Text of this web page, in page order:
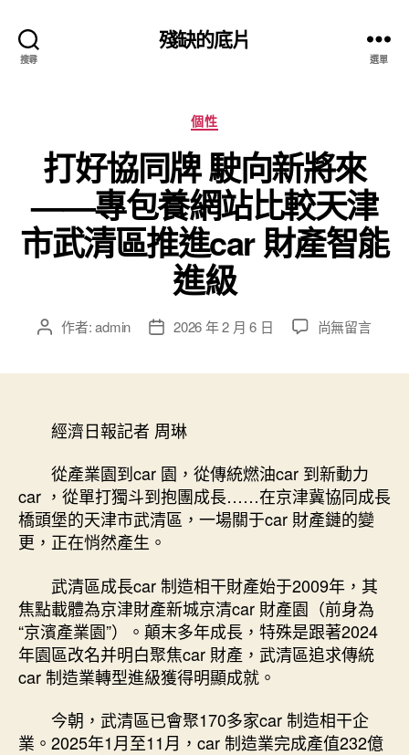
搜尋
殘缺的底片
選單
分
類
個性
打好協同牌 駛向新將來
——專包養網站比較天津
市武清區推進car 財產智能
進級
文 作者:admin
文
期
2026 年 2 月 6 日
在
向
新
將
來
包
養
網
站
比
津
市
尚無留言
經濟日報記者 周琳
從產業園到car 園，從傳統燃油car 到新動力
car ，從單打獨斗到抱團成長……在京津冀協同成長
橋頭堡的天津市武清區，一場關于car 財產鏈的變
更，正在悄然產生。
武清區成長car 制造相干財產始于2009年，其
焦點載體為京津財產新城京清car 財產園（前身為
“京濱產業園”）。顛末多年成長，特殊是跟著2024
年園區改名并明白聚焦car 財產，武清區追求傳統
car 制造業轉型進級獲得明顯成就。
今朝，武清區已會聚170多家car 制造相干企
業。2025年1月至11月，car 制造業完成產值232億